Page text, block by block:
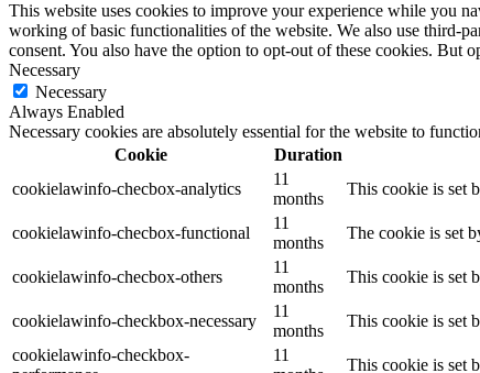
This website uses cookies to improve your experience while you
working of basic functionalities of the website. We also use third-
consent. You also have the option to opt-out of these cookies. But
Necessary
Necessary
Always Enabled
Necessary cookies are absolutely essential for the website to
Cookie
Duration
cookielawinfo-checbox-analytics
11
months
This cookie is set
cookielawinfo-checbox-functional
11
months
The cookie is set
cookielawinfo-checbox-others
11
months
This cookie is set
cookielawinfo-checkbox-necessary
11
months
This cookie is set
cookielawinfo-checkbox-
11
This cookie is set